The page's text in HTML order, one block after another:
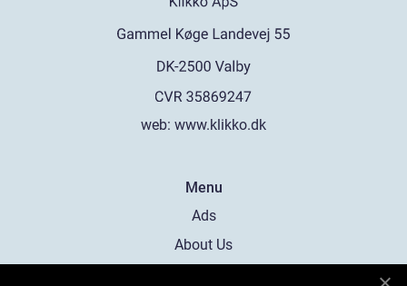
web: www.klikko.dk
Menu
Ads
About Us